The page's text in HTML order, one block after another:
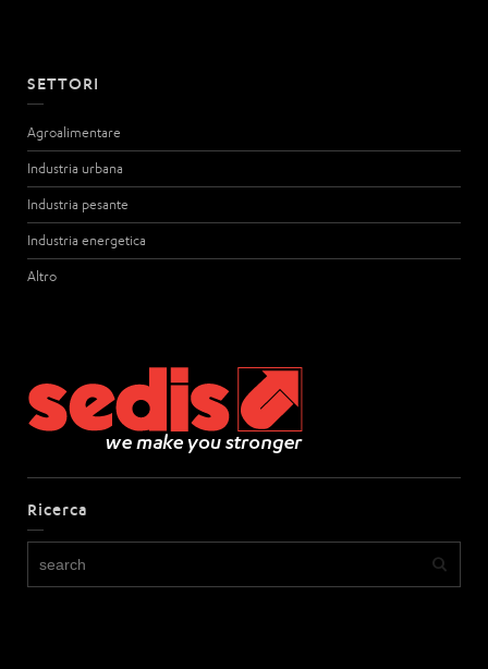
SETTORI
Agroalimentare
Industria urbana
Industria pesante
Industria energetica
Altro
Ricerca